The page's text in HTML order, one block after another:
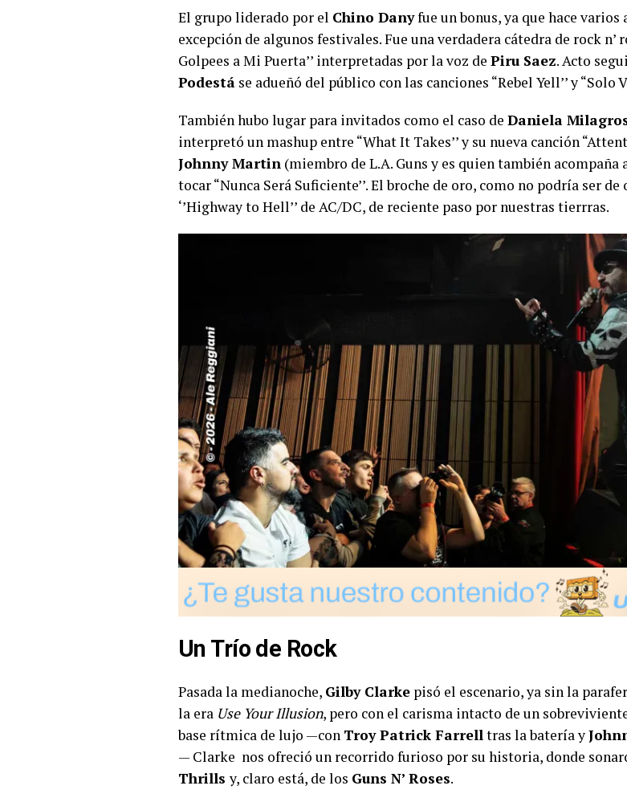
El grupo liderado por el Chino Danyfue un bonus, ya que hace varios
excepción de algunos festivales. Fue una verdadera cátedra de rock n’
Golpees a Mi Puerta’’ interpretadas por la voz de Piru Saez. Acto
Podestá se adueñó del público con las canciones “Rebel Yell’’ y “Solo
También hubo lugar para invitados como el caso de Daniela
interpretó un mashup entre “What It Takes’’ y su nueva canción
Johnny Martin (miembro de L.A. Guns y es quien también
tocar “Nunca Será Suficiente’’. El broche de oro, como no podría ser
‘’Highway to Hell’’ de AC/DC, de reciente paso por nuestras tierrras.
Un Trío de Rock
Pasada la medianoche, Gilby Clarke pisó el escenario, ya sin la
la era Use Your Illusion, pero con el carisma intacto de un
base rítmica de lujo —con Troy Patrick Farrelltras la batería y
— Clarke nos ofreció un recorrido furioso por su historia, donde
Thrillsy, claro está, de los Guns N’ Roses.